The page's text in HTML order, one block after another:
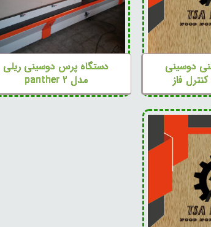
دوسینی
دستگاه پرس دوسینی ریلی
مدل panther ۲